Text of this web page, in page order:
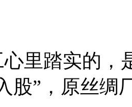
里踏实的，
股”，原丝绸